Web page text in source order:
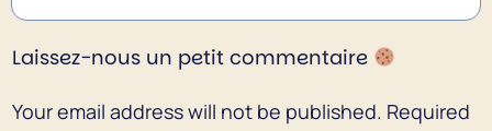
Laissez-nous un petit commentaire
Your email address will not be published. Required